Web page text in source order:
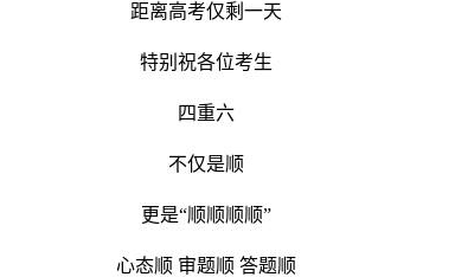
距离高考仅剩一天
特别祝各位考生
四重六
不仅是顺
更是“顺顺顺顺”
心态顺 审题顺 答题顺